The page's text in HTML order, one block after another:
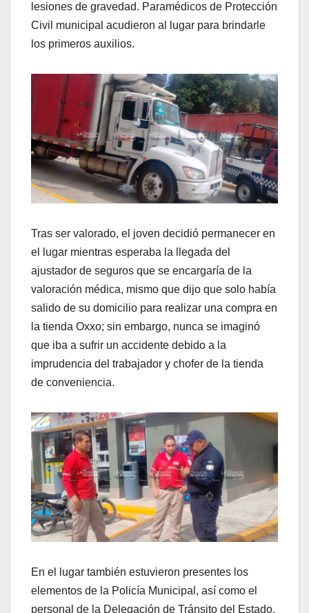
lesiones de gravedad. Paramédicos de Protección
Civil municipal acudieron al lugar para brindarle
los primeros auxilios.
Tras ser valorado, el joven decidió permanecer en
el lugar mientras esperaba la llegada del
ajustador de seguros que se encargaría de la
valoración médica, mismo que dijo que solo había
salido de su domicilio para realizar una compra en
la tienda Oxxo; sin embargo, nunca se imaginó
que iba a sufrir un accidente debido a la
imprudencia del trabajador y chofer de la tienda
de conveniencia.
En el lugar también estuvieron presentes los
elementos de la Policía Municipal, así como el
personal de la Delegación de Tránsito del Estado,